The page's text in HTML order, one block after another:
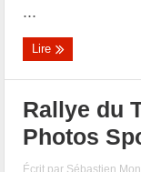
...
Lire
Rallye du
Photos
Écrit par Sébastien